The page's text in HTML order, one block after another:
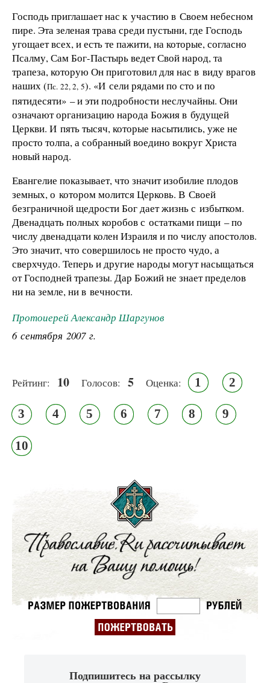
Господь приглашает нас к участию в Своем небесном
пире. Эта зеленая трава среди пустыни, где Господь
угощает всех, и есть те пажити, на которые, согласно
Псалму, Сам Бог-Пастырь ведет Свой народ, та
трапеза, которую Он приготовил для нас в виду врагов
наших (Пс. 22, 2, 5). «И сели рядами по сто и по
пятидесяти» – и эти подробности неслучайны. Они
означают организацию народа Божия в будущей
Церкви. И пять тысяч, которые насытились, уже не
просто толпа, а собранный воедино вокруг Христа
новый народ.
Евангелие показывает, что значит изобилие плодов
земных, о котором молится Церковь. В Своей
безграничной щедрости Бог дает жизнь с избытком.
Двенадцать полных коробов с остатками пищи – по
числу двенадцати колен Израиля и по числу апостолов.
Это значит, что совершилось не просто чудо, а
сверхчудо. Теперь и другие народы могут насыщаться
от Господней трапезы. Дар Божий не знает пределов
ни на земле, ни в вечности.
Протоиерей Александр Шаргунов
6 сентября 2007 г.
Рейтинг: 10 Голосов: 5 Оценка: 1 2
3 4 5 6 7 8 9
10
Подпишитесь на рассылку